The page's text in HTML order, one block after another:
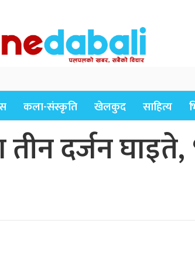
कला-संस्कृति खेलकुद साहित्य
दर्जन